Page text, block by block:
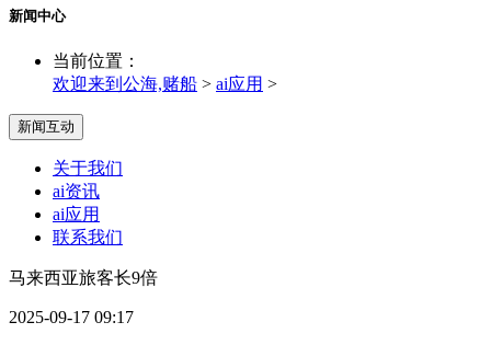
新闻中心
当前位置：
欢迎来到公海,赌船 > ai应用 >
新闻互动
关于我们
ai资讯
ai应用
联系我们
马来西亚旅客长9倍
2025-09-17 09:17